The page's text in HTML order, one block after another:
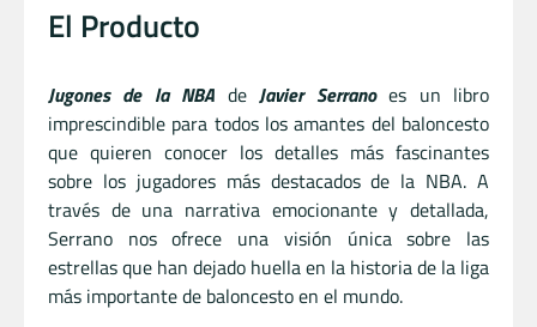
El Producto
Jugones de la NBA deJavier Serranoes un libro
imprescindible para todos los amantes del baloncesto
que quieren conocer los detalles más fascinantes
sobre los jugadores más destacados de la NBA. A
través de una narrativa emocionante y detallada,
Serrano nos ofrece una visión única sobre las
estrellas que han dejado huella en la historia de la liga
más importante de baloncesto en el mundo.